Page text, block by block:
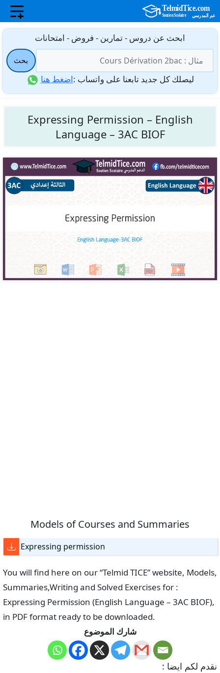
انتقل
المحتوى
ابحث عن دروس - تمارين - فروض - امتحانات
عن:
بحث
ليصلك كل جديد تابعنا على واتساب :اضغط هنا
Expressing Permission – English
Language – 3AC BIOF
Models of Courses and Summaries
Expressing permission
You will find here on our “Telmid TICE” website, Models,
Summaries,Writing and Solved Exercises for :
Expressing Permission (English Language – 3AC BIOF),
in PDF format ready to be downloaded.
شارك الموضوع
نقدم لكم ايضا :